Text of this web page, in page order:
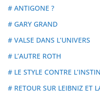
# ANTIGONE ?
# GARY GRAND
# VALSE DANS L’UNIVERS
# L’AUTRE ROTH
# LE STYLE CONTRE
# RETOUR SUR LEIBNIZ ET